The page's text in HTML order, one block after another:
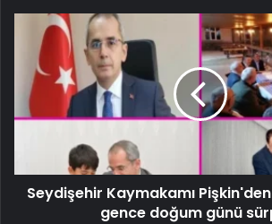
Seydişehir Kaymakamı
gence doğum günü